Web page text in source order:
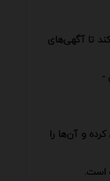
تا آگهی‌های
-
و آن‌ها را
است.